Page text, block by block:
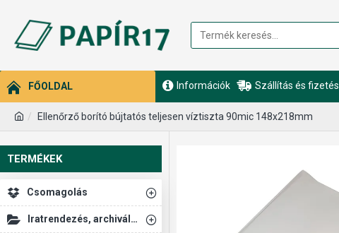
FŐOLDAL Információk Szállítás és fizetés
Ellenőrző borító bújtatós teljesen víztiszta 90mic 148x218mm
TERMÉKEK
Csomagolás
Iratrendezés, archiválás